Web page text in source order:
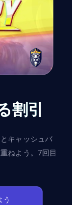
割引
キャッシュバ
ねよう。7回目
う